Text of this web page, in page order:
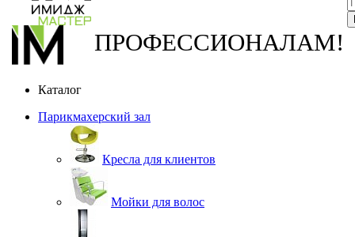
ПРОФЕССИОНАЛАМ!
Каталог
Парикмахерский зал
Кресла для клиентов
Мойки для волос